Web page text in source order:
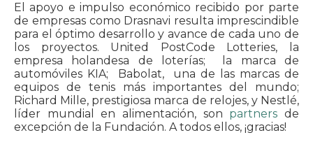
El apoyo e impulso económico recibido por parte
de empresas como Drasnavi resulta imprescindible
para el óptimo desarrollo y avance de cada uno de
los proyectos. United PostCode Lotteries, la
empresa holandesa de loterías; la marca de
automóviles KIA; Babolat, una de las marcas de
equipos de tenis más importantes del mundo;
Richard Mille, prestigiosa marca de relojes, y Nestlé,
líder mundial en alimentación, son partners de
excepción de la Fundación. A todos ellos, ¡gracias!